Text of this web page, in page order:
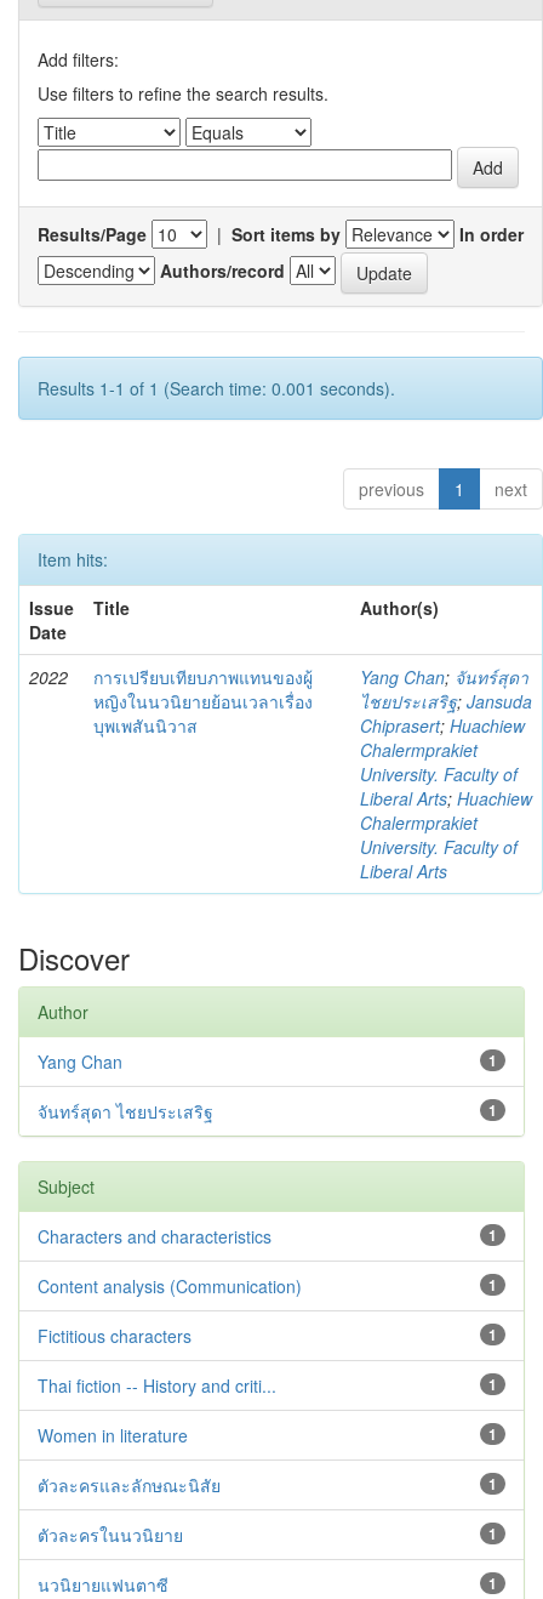
Add filters:
Use filters to refine the search results.
Results/Page | Sort items by
In order
Authors/record
Results 1-1 of 1 (Search time: 0.001 seconds).
previous 1 next
Item hits:
Issue
Date
Title Author(s)
2022
การเปรียบเทียบภาพแทนของผู้
หญิงในนวนิยายย้อนเวลาเรื่อง
บุพเพสันนิวาส
Yang Chan; จันทร์สุดา
ไชยประเสริฐ; Jansuda
Chiprasert; Huachiew
Chalermprakiet
University. Faculty of
Liberal Arts; Huachiew
Chalermprakiet
University. Faculty of
Liberal Arts
Discover
Author
1
Yang Chan
1
จันทร์สุดา ไชยประเสริฐ
Subject
1
Characters and characteristics
1
Content analysis (Communication)
1
Fictitious characters
1
Thai fiction -- History and criti...
1
Women in literature
1
ตัวละครและลักษณะนิสัย
1
ตัวละครในนวนิยาย
1
นวนิยายแฟนตาซี